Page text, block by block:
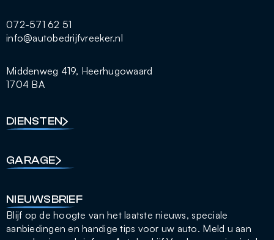
072-571 62 51
info@autobedrijfvreeker.nl
Middenweg 419, Heerhugowaard
1704 BA
DIENSTEN
GARAGE
NIEUWSBRIEF
Blijf op de hoogte van het laatste nieuws, speciale
aanbiedingen en handige tips voor uw auto. Meld u aan